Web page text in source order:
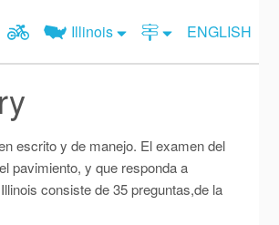
Illinois ENGLISH
Señales de Tránsito
Premium Iniciar
California
Delaware
Columbia
Georgia
Hawaii
Examen de Manejo DMV #6
Examen de Manejo DMV #11
Examen de Manejo DMV #12
escrito y de manejo. El examen del
pavimiento, y que responda a
consiste de 35 preguntas,de la